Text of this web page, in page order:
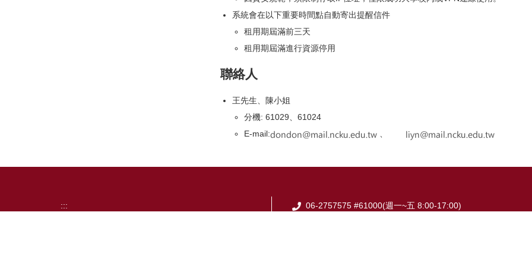
系統會在以下重要時間點自動寄出提醒信件
租用期屆滿前三天
租用期屆滿進行資源停用
聯絡人
王先生、陳小姐
分機: 61029、61024
E-mail:
:::
06-2757575 #61000(週一~五 8:00-17:00)